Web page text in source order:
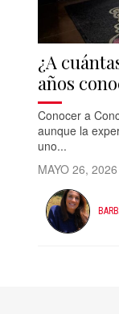
¿A
años
Conocer a
aunque la
uno...
MAYO 26, 2026